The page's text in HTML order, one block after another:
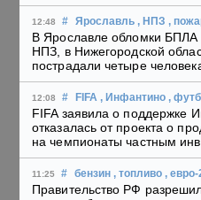
12:48 # Ярославль , НПЗ ,
В Ярославле обломки БПЛА
НПЗ, в Нижегородской
пострадали четыре
12:08 # FIFA , Инфантино ,
FIFA заявила о поддержке
отказалась от проекта о
на чемпионаты частным
11:25 # бензин , топливо , евро-
Правительство РФ